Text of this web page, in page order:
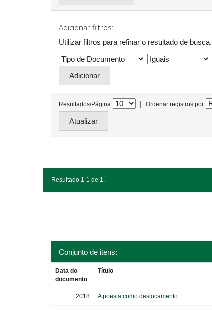
Adicionar filtros:
Utilizar filtros para refinar o resultado de busca.
Resultados/Página | Ordenar registros por
Resultado 1-1 de 1.
Conjunto de itens:
Data do
documento
Título
2018 A poesia como deslocamento